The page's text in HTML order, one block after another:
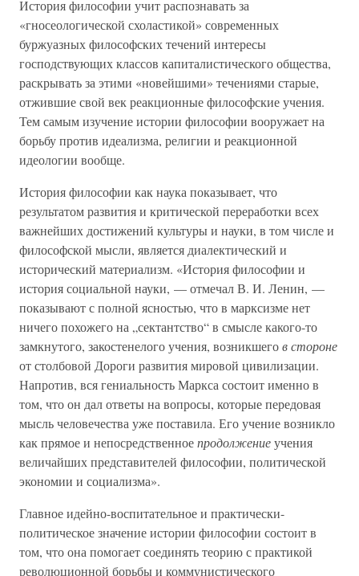
История философии учит распознавать за
«гносеологической схоластикой» современных
буржуазных философских течений интересы
господствующих классов капиталистического общества,
раскрывать за этими «новейшими» течениями старые,
отжившие свой век реакционные философские учения.
Тем самым изучение истории философии вооружает на
борьбу против идеализма, религии и реакционной
идеологии вообще.
История философии как наука показывает, что
результатом развития и критической переработки всех
важнейших достижений культуры и науки, в том числе и
философской мысли, является диалектический и
исторический материализм. «История философии и
история социальной науки, — отмечал В. И. Ленин, —
показывают с полной ясностью, что в марксизме нет
ничего похожего на „сектантство“ в смысле какого-то
замкнутого, закостенелого учения, возникшегов стороне
от столбовой Дороги развития мировой цивилизации.
Напротив, вся гениальность Маркса состоит именно в
том, что он дал ответы на вопросы, которые передовая
мысль человечества уже поставила. Его учение возникло
как прямое и непосредственноепродолжениеучения
величайших представителей философии, политической
экономии и социализма».
Главное идейно-воспитательное и практически-
политическое значение истории философии состоит в
том, что она помогает соединять теорию с практикой
революционной борьбы и коммунистического